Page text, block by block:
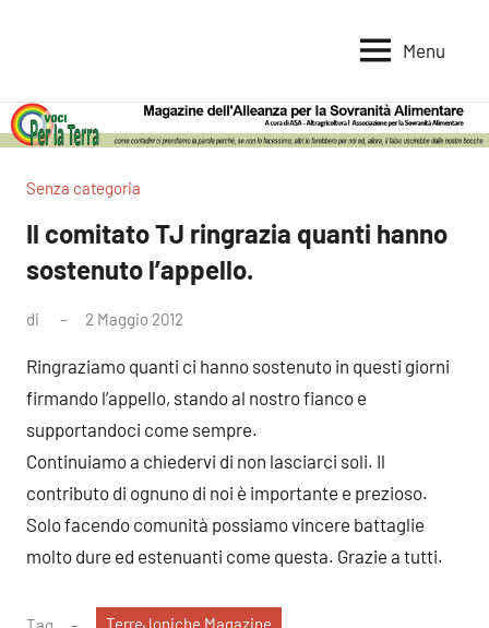
per
la
Terra
per
la
Alimentare
Menu
Senza categoria
Il comitato TJ ringrazia quanti hanno
sostenuto l’appello.
di 2 Maggio 2012
Ringraziamo quanti ci hanno sostenuto in questi giorni
firmando l’appello, stando al nostro fianco e
supportandoci come sempre.
Continuiamo a chiedervi di non lasciarci soli. Il
contributo di ognuno di noi è importante e prezioso.
Solo facendo comunità possiamo vincere battaglie
molto dure ed estenuanti come questa. Grazie a tutti.
TerreJoniche Magazine